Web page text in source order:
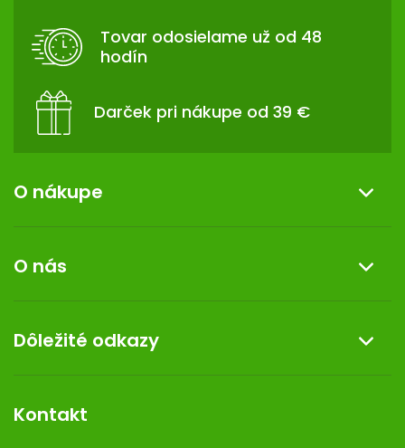
Tovar odosielame už od 48
hodín
Darček pri nákupe od 39 €
O nákupe
Reklamácia a vrátenie tovaru
Doprava a platba
Darček k nákupu
O nás
Kontakt
Dermocentrum
Dôležité odkazy
Rozhodnutie na prevádzku
Kontakt